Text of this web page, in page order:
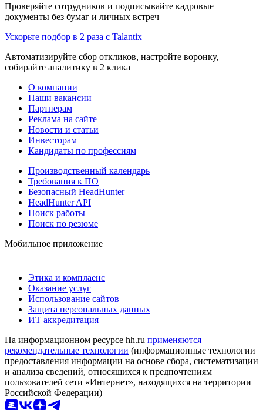
Проверяйте сотрудников и подписывайте кадровые
документы без бумаг и личных встреч
Ускорьте подбор в 2 раза с Talantix
Автоматизируйте сбор откликов, настройте воронку,
собирайте аналитику в 2 клика
О компании
Наши вакансии
Партнерам
Реклама на сайте
Новости и статьи
Инвесторам
Кандидаты по профессиям
Производственный календарь
Требования к ПО
Безопасный HeadHunter
HeadHunter API
Поиск работы
Поиск по резюме
Мобильное приложение
Этика и комплаенс
Оказание услуг
Использование сайтов
Защита персональных данных
ИТ аккредитация
На информационном ресурсе hh.ru применяются
рекомендательные технологии (информационные технологии
предоставления информации на основе сбора, систематизации
и анализа сведений, относящихся к предпочтениям
пользователей сети «Интернет», находящихся на территории
Российской Федерации)